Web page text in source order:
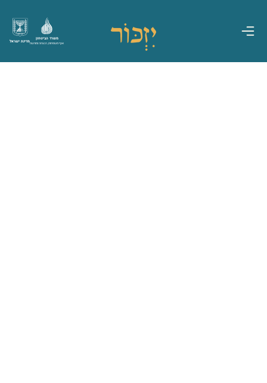
מדינת ישראל
משרד הביטחון
אגף משפחות, הנצחה ומורשת